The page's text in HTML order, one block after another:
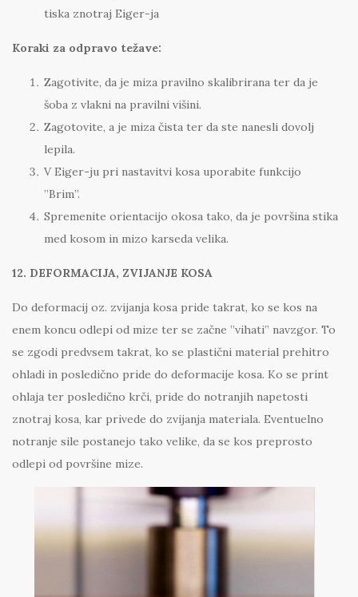
tiska znotraj Eiger-ja
Koraki za odpravo težave:
Zagotivite, da je miza pravilno skalibrirana ter da je
šoba z vlakni na pravilni višini.
Zagotovite, a je miza čista ter da ste nanesli dovolj
lepila.
V Eiger-ju pri nastavitvi kosa uporabite funkcijo
”Brim”.
Spremenite orientacijo okosa tako, da je površina stika
med kosom in mizo karseda velika.
12. DEFORMACIJA, ZVIJANJE KOSA
Do deformacij oz. zvijanja kosa pride takrat, ko se kos na
enem koncu odlepi od mize ter se začne ”vihati” navzgor. To
se zgodi predvsem takrat, ko se plastični material prehitro
ohladi in posledično pride do deformacije kosa. Ko se print
ohlaja ter posledično krči, pride do notranjih napetosti
znotraj kosa, kar privede do zvijanja materiala. Eventuelno
notranje sile postanejo tako velike, da se kos preprosto
odlepi od površine mize.